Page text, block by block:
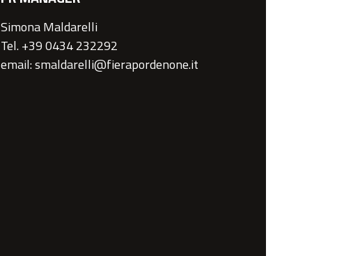
Simona Maldarelli
Tel. +39 0434 232292
email: smaldarelli@fierapordenone.it